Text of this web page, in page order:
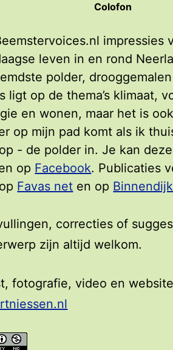
Colofon
impressies
leven in en rond
polder, drooggemalen
ligt op de thema’s klimaat,
en wonen, maar het is
op mijn pad komt als ik
- de polder in. Je kan
op Facebook. Publicaties
Favas net en op
correcties of
zijn altijd welkom.
fotografie, video en